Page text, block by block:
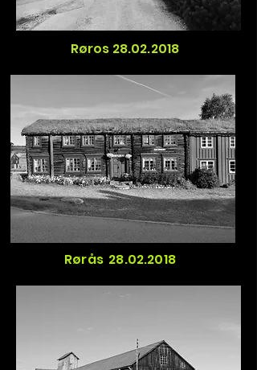
Røros 28.02.2018
Rørås 28.02.2018